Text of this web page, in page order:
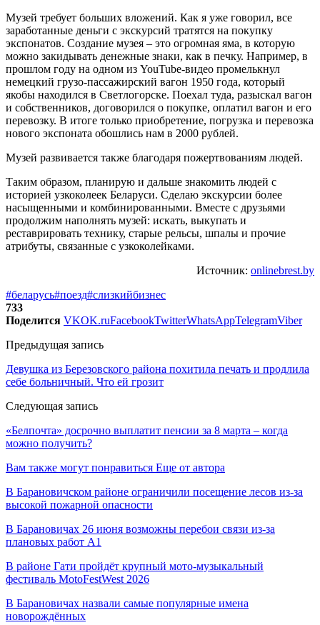
Музей требует больших вложений. Как я уже говорил, все
заработанные деньги с экскурсий тратятся на покупку
экспонатов. Создание музея – это огромная яма, в которую
можно закидывать денежные знаки, как в печку. Например, в
прошлом году на одном из YouTube-видео промелькнул
немецкий грузо-пассажирский вагон 1950 года, который
якобы находился в Светлогорске. Поехал туда, разыскал вагон
и собственников, договорился о покупке, оплатил вагон и его
перевозку. В итоге только приобретение, погрузка и перевозка
нового экспоната обошлись нам в 2000 рублей.
Музей развивается также благодаря пожертвованиям людей.
Таким образом, планирую и дальше знакомить людей с
историей узкоколеек Беларуси. Сделаю экскурсии более
насыщенными и комбинированными. Вместе с друзьями
продолжим наполнять музей: искать, выкупать и
реставрировать технику, старые рельсы, шпалы и прочие
атрибуты, связанные с узкоколейками.
Источник: onlinebrest.by
#беларусь#поезд#слизкийбизнес
733
Поделится VKOK.ruFacebookTwitterWhatsAppTelegramViber
Предыдущая запись
Девушка из Березовского района похитила печать и продлила
себе больничный. Что ей грозит
Следующая запись
«Белпочта» досрочно выплатит пенсии за 8 марта – когда
можно получить?
Вам также могут понравиться Еще от автора
В Барановичском районе ограничили посещение лесов из-за
высокой пожарной опасности
В Барановичах 26 июня возможны перебои связи из-за
плановых работ A1
В районе Гати пройдёт крупный мото-музыкальный
фестиваль MotoFestWest 2026
В Барановичах назвали самые популярные имена
новорождённых